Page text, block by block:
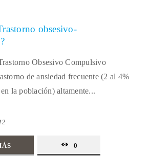
obsesivo-
Obsesivo Compulsivo
de ansiedad frecuente (2 al 4%
la población) altamente...
0